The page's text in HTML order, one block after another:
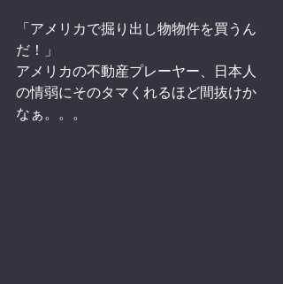
「アメリカで掘り出し物物件を買うん
だ！」
アメリカの不動産プレーヤー、日本人
の情弱にそのタマくれるほど間抜けか
なぁ。。。